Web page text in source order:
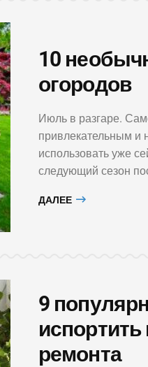
10
огородов
Июль в разгаре.
привлекательным и
использовать уже
следующий сезон
ДАЛЕЕ
9
ремонта